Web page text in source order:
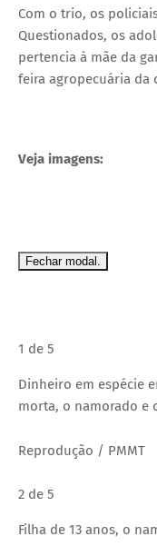
Com o trio, os
Questionados, os
pertencia à mãe da
feira agropecuária da
Veja imagens:
Fechar modal.
1 de 5
Dinheiro em espécie
morta, o namorado e
Reprodução / PMMT
2 de 5
Filha de 13 anos, o